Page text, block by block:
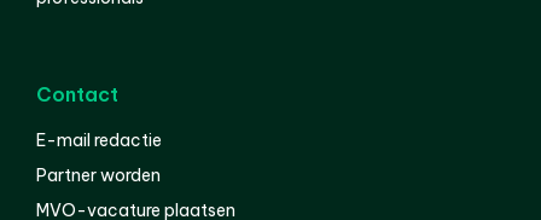
Contact
E-mail redactie
Partner worden
MVO-vacature plaatsen